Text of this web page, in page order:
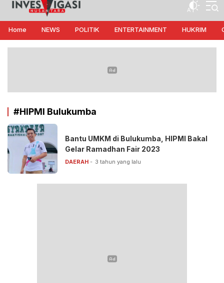
Target Investigasi Nusantara
Edukasi Nusantara
Home NEWS POLITIK ENTERTAINMENT HUKRIM
#HIPMI Bulukumba
Bantu UMKM di Bulukumba, HIPMI Bakal
Gelar Ramadhan Fair 2023
DAERAH 3 tahun yang lalu